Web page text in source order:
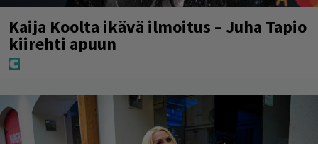
Kaija Koolta ikävä ilmoitus – Juha Tapio
kiirehti apuun